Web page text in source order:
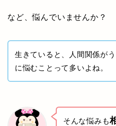
など、悩んでいませんか？
生きていると、人間関係が
に悩むことって多いよね。
そんな悩みも